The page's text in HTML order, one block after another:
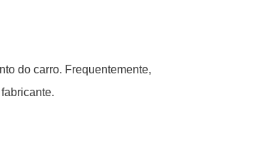
do carro. Frequentemente,